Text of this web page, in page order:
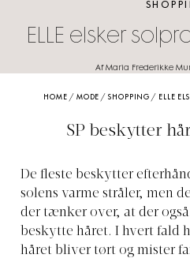
ELLE elsker
Af Maria Frederikke
HOME / MODE /SHOPPING / ELLE
SP beskytter
De fleste beskytter
solens varme stråler, men
der tænker over, at der
beskytte håret. I hvert fald
håret bliver tørt og mister